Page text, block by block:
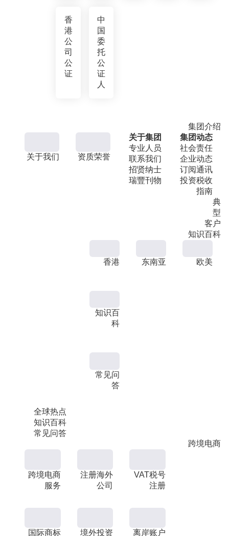
香
港
公
司
公
证
中
国
委
托
公
证
人
集团介绍
关于我们 资质荣誉
关于集团
专业人员
联系我们
招贤纳士
瑞豐刊物
集团动态
社会责任
企业动态
订阅通讯
投资税收
指南
典
型
客户
知识百科
全球热点
知识百科
常见问答
香港 东南亚 欧美
知识百
科
常见问
答
跨境电商
跨境电商
服务
注册海外
公司
VAT税号
注册
国际商标
境外投资
离岸账户